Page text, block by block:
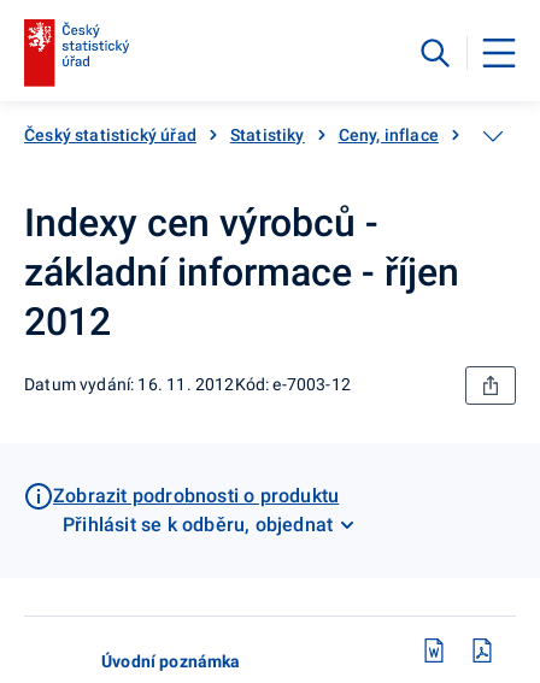
Český statistický úřad Statistiky Ceny, inflace Ceny
Indexy cen výrobců -
základní informace - říjen
2012
Datum vydání: 16. 11. 2012Kód: e-7003-12
Zobrazit podrobnosti o produktu
Přihlásit se k odběru, objednat
Úvodní poznámka